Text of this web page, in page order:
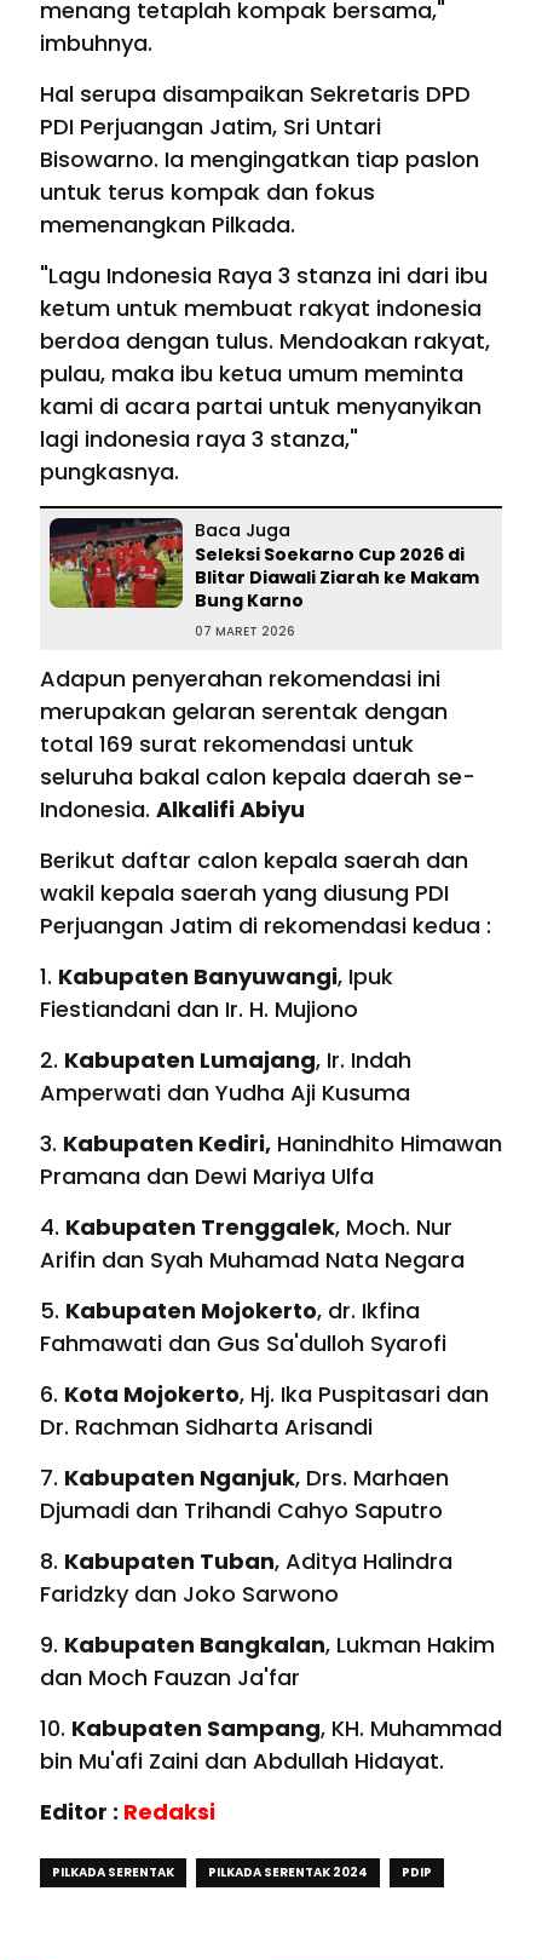
menang tetaplah kompak bersama,"
imbuhnya.
Hal serupa disampaikan Sekretaris DPD
PDI Perjuangan Jatim, Sri Untari
Bisowarno. Ia mengingatkan tiap paslon
untuk terus kompak dan fokus
memenangkan Pilkada.
"Lagu Indonesia Raya 3 stanza ini dari ibu
ketum untuk membuat rakyat indonesia
berdoa dengan tulus. Mendoakan rakyat,
pulau, maka ibu ketua umum meminta
kami di acara partai untuk menyanyikan
lagi indonesia raya 3 stanza,"
pungkasnya.
Baca Juga
Seleksi Soekarno Cup 2026 di
Blitar Diawali Ziarah ke Makam
Bung Karno
07 MARET 2026
Adapun penyerahan rekomendasi ini
merupakan gelaran serentak dengan
total 169 surat rekomendasi untuk
seluruha bakal calon kepala daerah se-
Indonesia. Alkalifi Abiyu
Berikut daftar calon kepala saerah dan
wakil kepala saerah yang diusung PDI
Perjuangan Jatim di rekomendasi kedua :
1. Kabupaten Banyuwangi, Ipuk
Fiestiandani dan Ir. H. Mujiono
2. Kabupaten Lumajang, Ir. Indah
Amperwati dan Yudha Aji Kusuma
3. Kabupaten Kediri, Hanindhito Himawan
Pramana dan Dewi Mariya Ulfa
4. Kabupaten Trenggalek, Moch. Nur
Arifin dan Syah Muhamad Nata Negara
5. Kabupaten Mojokerto, dr. Ikfina
Fahmawati dan Gus Sa'dulloh Syarofi
6. Kota Mojokerto, Hj. Ika Puspitasari dan
Dr. Rachman Sidharta Arisandi
7. Kabupaten Nganjuk, Drs. Marhaen
Djumadi dan Trihandi Cahyo Saputro
8. Kabupaten Tuban, Aditya Halindra
Faridzky dan Joko Sarwono
9. Kabupaten Bangkalan, Lukman Hakim
dan Moch Fauzan Ja'far
10. Kabupaten Sampang, KH. Muhammad
bin Mu'afi Zaini dan Abdullah Hidayat.
Editor : Redaksi
PILKADA SERENTAK PILKADA SERENTAK 2024 PDIP